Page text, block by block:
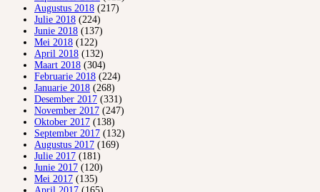
Augustus 2018 (217)
Julie 2018 (224)
Junie 2018 (137)
Mei 2018 (122)
April 2018 (132)
Maart 2018 (304)
Februarie 2018 (224)
Januarie 2018 (268)
Desember 2017 (331)
November 2017 (247)
Oktober 2017 (138)
September 2017 (132)
Augustus 2017 (169)
Julie 2017 (181)
Junie 2017 (120)
Mei 2017 (135)